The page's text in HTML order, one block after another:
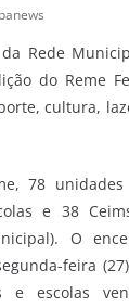
Rede
do Reme
cultura,
78
e 38
O
feira
e escolas